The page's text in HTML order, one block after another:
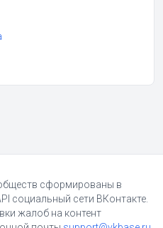
сформированы в
социальный сети ВКонтакте.
жалоб на контент